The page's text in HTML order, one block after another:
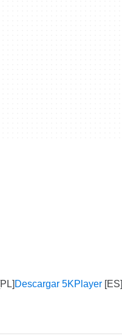
Descargar 5KPlayer